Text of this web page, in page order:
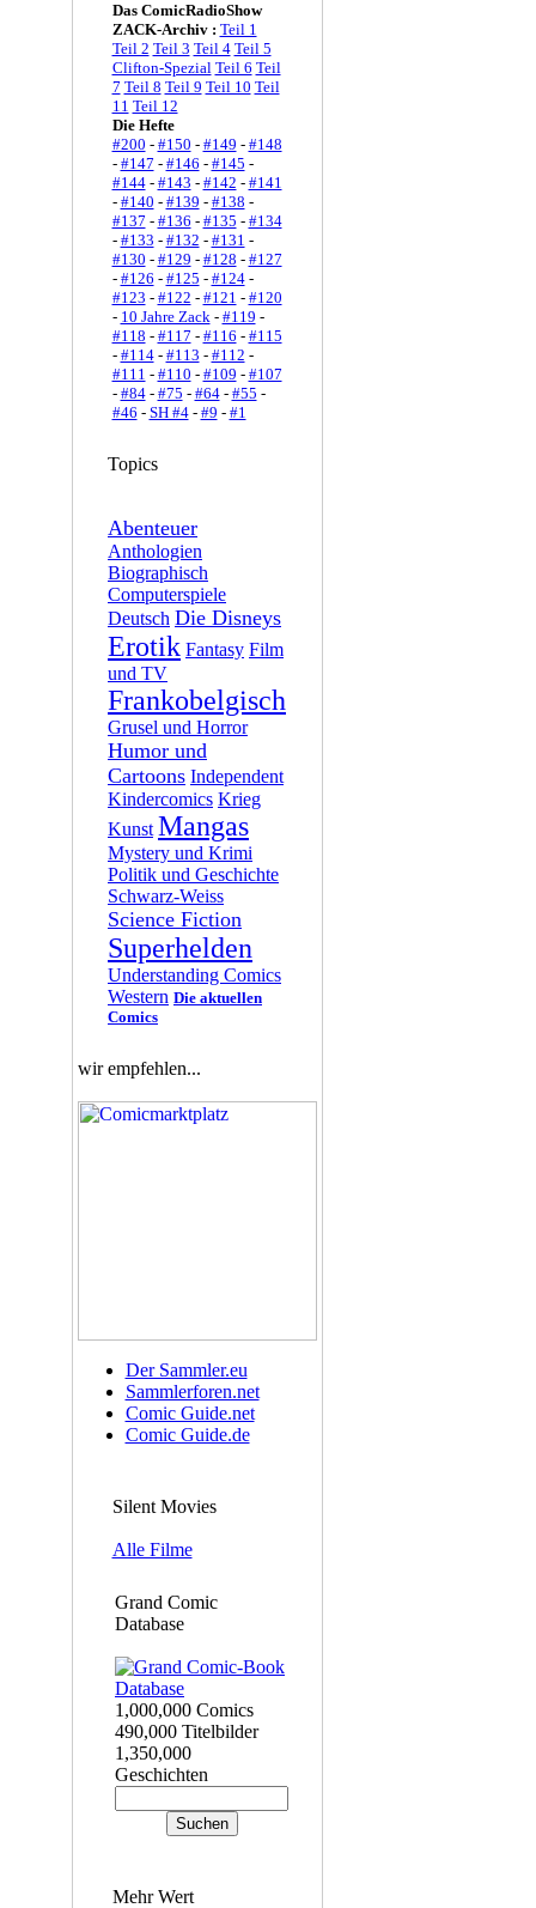
Das ComicRadioShow
ZACK-Archiv : Teil 1
Teil 2 Teil 3 Teil 4 Teil 5
Clifton-Spezial Teil 6 Teil
7 Teil 8 Teil 9 Teil 10 Teil
11 Teil 12
Die Hefte
#200 - #150 - #149 - #148
- #147 - #146 - #145 -
#144- #143 - #142 - #141
- #140 - #139 - #138 -
#137 - #136 - #135 - #134
- #133 - #132 - #131 -
#130 - #129 - #128 - #127
- #126 - #125 - #124-
#123 - #122 - #121 - #120
- 10 Jahre Zack- #119 -
#118 - #117 - #116 - #115
- #114- #113 - #112 -
#111 - #110 - #109 - #107
- #84- #75 - #64- #55 -
#46 - SH #4- #9 - #1
Topics
Abenteuer
Anthologien
Biographisch
Computerspiele
Deutsch Die Disneys
Erotik Fantasy Film
und TV
Frankobelgisch
Grusel und Horror
Humor und
Cartoons Independent
Kindercomics Krieg
Kunst Mangas
Mystery und Krimi
Politik und Geschichte
Schwarz-Weiss
Science Fiction
Superhelden
Understanding Comics
Western Die aktuellen
Comics
wir empfehlen...
Der Sammler.eu
Sammlerforen.net
Comic Guide.net
Comic Guide.de
Silent Movies
Alle Filme
Grand Comic
Database
1,000,000 Comics
490,000 Titelbilder
1,350,000
Geschichten
Mehr Wert